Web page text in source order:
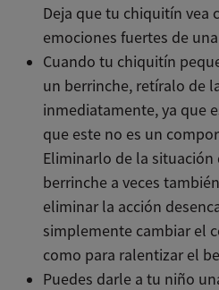
Deja que tu chiquitín vea
emociones fuertes de
Cuando tu chiquitín
un berrinche, retíralo de
inmediatamente, ya que
que este no es un
Eliminarlo de la situación
berrinche a veces
eliminar la acción
simplemente cambiar el
como para ralentizar el
Puedes darle a tu niño